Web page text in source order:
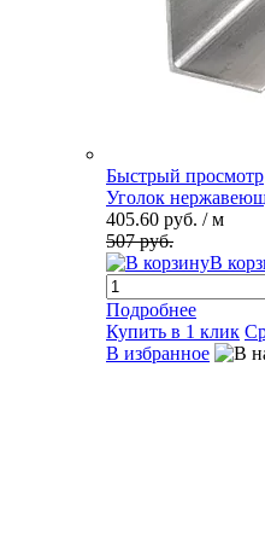
Быстрый просмотр
Уголок
405.60 руб. / м
507 руб.
В
Подробнее
Купить в 1 клик
В избранное